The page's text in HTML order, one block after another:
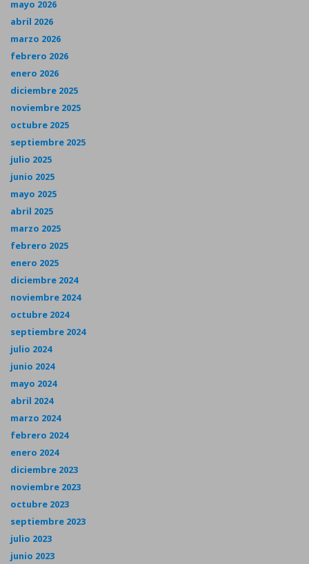
mayo 2026
abril 2026
marzo 2026
febrero 2026
enero 2026
diciembre 2025
noviembre 2025
octubre 2025
septiembre 2025
julio 2025
junio 2025
mayo 2025
abril 2025
marzo 2025
febrero 2025
enero 2025
diciembre 2024
noviembre 2024
octubre 2024
septiembre 2024
julio 2024
junio 2024
mayo 2024
abril 2024
marzo 2024
febrero 2024
enero 2024
diciembre 2023
noviembre 2023
octubre 2023
septiembre 2023
julio 2023
junio 2023